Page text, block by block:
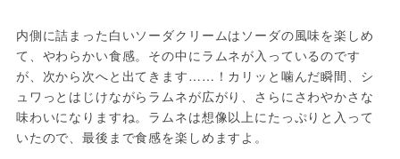
内側に詰まった白いソーダクリームはソーダの風味を楽しめ
て、やわらかい食感。その中にラムネが入っているのです
が、次から次へと出てきます……！カリッと噛んだ瞬間、シ
ュワっとはじけながらラムネが広がり、さらにさわやかさな
味わいになりますね。ラムネは想像以上にたっぷりと入って
いたので、最後まで食感を楽しめますよ。